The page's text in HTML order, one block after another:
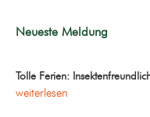
Neueste Meldung
Tolle Ferien:
weiterlesen